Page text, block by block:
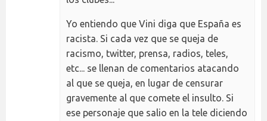
Yo entiendo que Vini diga que España es
racista. Si cada vez que se queja de
racismo, twitter, prensa, radios, teles,
etc... se llenan de comentarios atacando
al que se queja, en lugar de censurar
gravemente al que comete el insulto. Si
ese personaje que salio en la tele diciendo